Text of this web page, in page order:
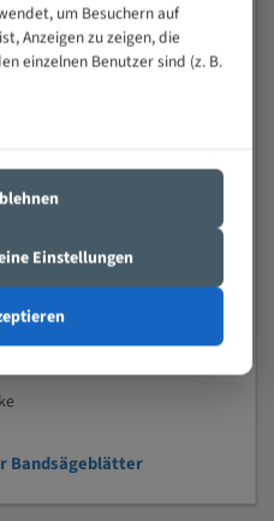
Federstahl
/ Rohre
/ Kleine Durchmesser
Bandsägeblätter
um Besuchern auf
Anzeigen zu zeigen, die
einzelnen Benutzer sind (z. B.
Einstellungen